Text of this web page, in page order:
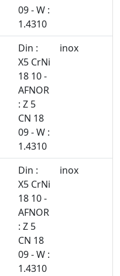
09 - W :
1.4310
Din :
X5 CrNi
18 10 -
AFNOR
: Z 5
CN 18
09 - W :
1.4310
inox
Din :
X5 CrNi
18 10 -
AFNOR
: Z 5
CN 18
09 - W :
1.4310
inox